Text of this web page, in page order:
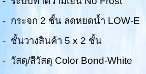
- กระจก 2 ชั้น ลดหยดน้ำ LOW-E
- ชั้นวางสินค้า 5 x 2 ชั้น
- วัสดุ/สีวัสดุ Color Bond-White